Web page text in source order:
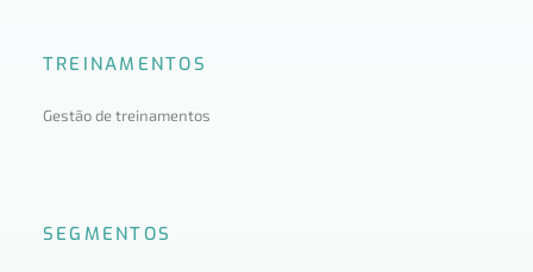
TREINAMENTOS
Gestão de treinamentos
SEGMENTOS